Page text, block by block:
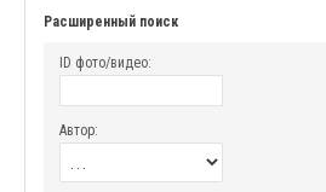
Расширенный поиск
ID фото/видео:
Автор: